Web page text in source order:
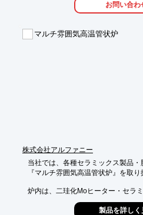
◆プログラム温度設定が可能
◆チャンバー水冷機構の安全仕様
お問い合わ
マルチ雰囲気高温管状炉
株式会社アルファニー
当社では、各種セラミックス製品
『マルチ雰囲気高温管状炉』を取り
炉内は、二珪化Moヒーター・セラ
構成されており、各種雰囲気に対
製品を詳しく